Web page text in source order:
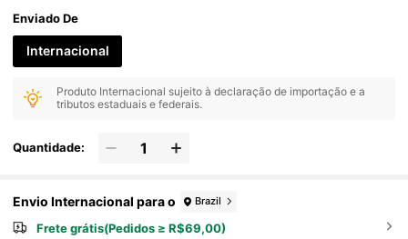
Enviado De
Internacional
Produto Internacional sujeito à declaração de importação e a
tributos estaduais e federais.
Quantidade:
Envio Internacional para o Brazil
Frete grátis(Pedidos ≥ R$69,00)